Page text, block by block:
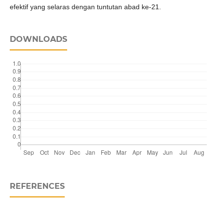
efektif yang selaras dengan tuntutan abad ke-21.
DOWNLOADS
REFERENCES